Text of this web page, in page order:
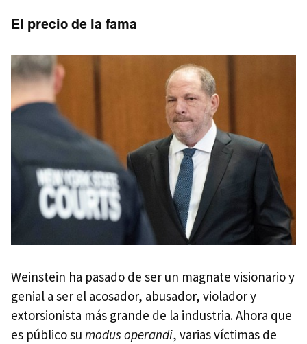
El precio de la fama
Weinstein ha pasado de ser un magnate visionario y
genial a ser el acosador, abusador, violador y
extorsionista más grande de la industria. Ahora que
es público su modus operandi, varias víctimas de